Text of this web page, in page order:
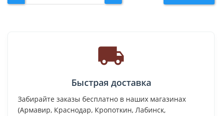
Быстрая доставка
Забирайте заказы бесплатно в наших магазинах
(Армавир, Краснодар, Кропоткин, Лабинск,